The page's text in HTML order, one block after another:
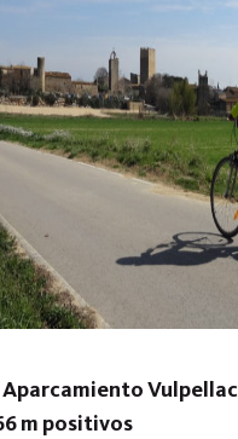
Aparcamiento Vulpellac
m positivos